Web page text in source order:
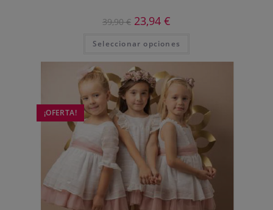
39,90€ 23,94 €
Seleccionar opciones
¡OFERTA!